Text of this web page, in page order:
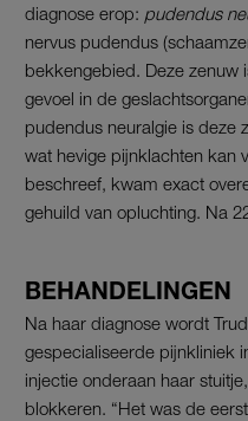
diagnose erop: pudendus
nervus pudendus
bekkengebied. Deze zenuw
gevoel in de
pudendus neuralgie is deze
wat hevige pijnklachten kan
beschreef, kwam exact
gehuild van opluchting. Na
BEHANDELINGEN
Na haar diagnose wordt
gespecialiseerde pijnkliniek
injectie onderaan haar
blokkeren. “Het was de